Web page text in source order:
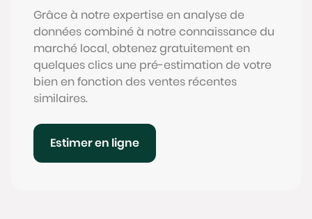
Grâce à notre expertise en analyse de
données combiné à notre connaissance du
marché local, obtenez gratuitement en
quelques clics une pré-estimation de votre
bien en fonction des ventes récentes
similaires.
Estimer en ligne